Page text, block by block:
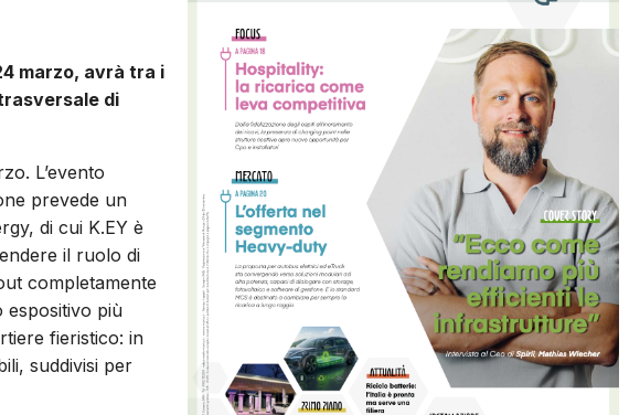
marzo, avrà tra i
di
L’evento
prevede un
di cui K.EY è
il ruolo di
completamente
espositivo più
fieristico: in
suddivisi per